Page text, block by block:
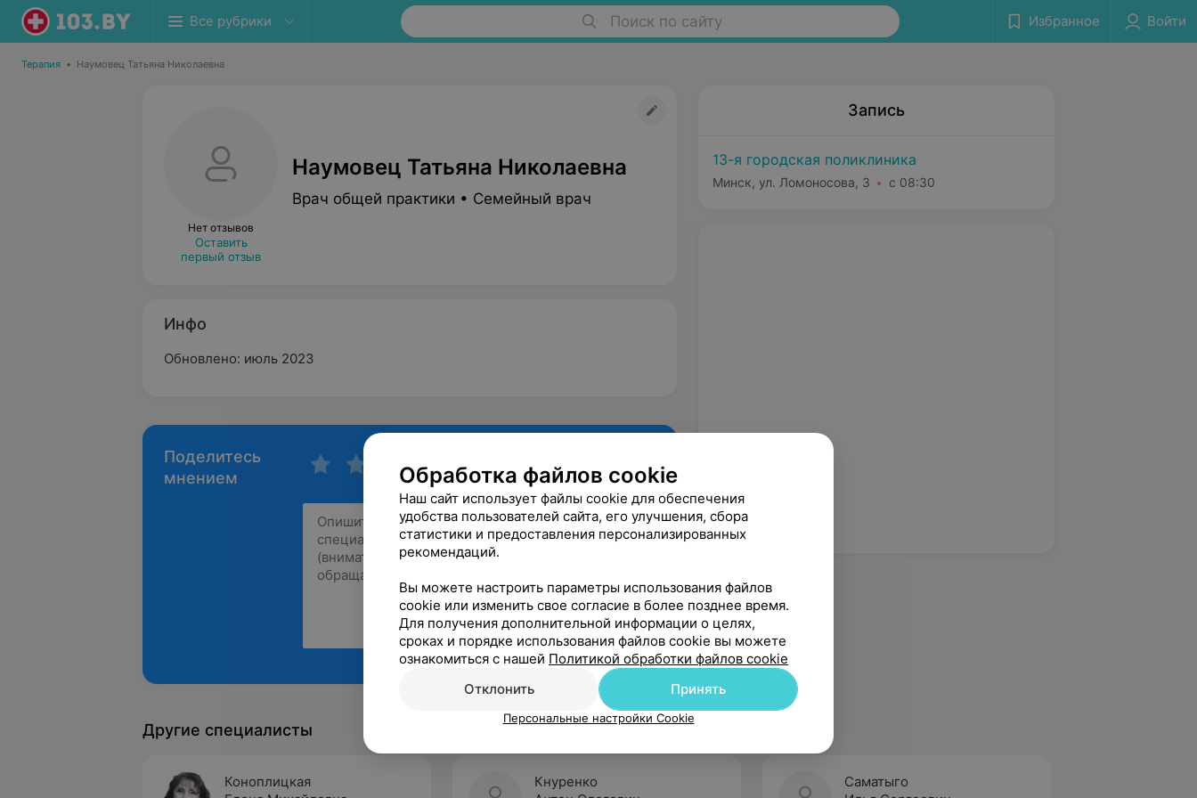
Все рубрики Поиск по сайту Избранное Войти
Терапия • Наумовец Татьяна Николаевна
Нет отзывов
Оставить
первый отзыв
Наумовец Татьяна Николаевна
Врач общей практики • Семейный врач
Инфо
Обновлено: июль 2023
Поделитесь
мнением
Рекомендую
Запись
13-я городская поликлиника
Минск, ул. Ломоносова, 3 с 08:30
Другие специалисты
Коноплицкая
Кнуренко
Саматыго
Обработка файлов cookie
Наш сайт использует файлы cookie для обеспечения
удобства пользователей сайта, его улучшения, сбора
статистики и предоставления персонализированных
рекомендаций.
Вы можете настроить параметры использования файлов
cookie или изменить свое согласие в более позднее время.
Для получения дополнительной информации о целях,
сроках и порядке использования файлов cookie вы можете
ознакомиться с нашей Политикой обработки файлов cookie
Отклонить
Принять
Персональные настройки Cookie